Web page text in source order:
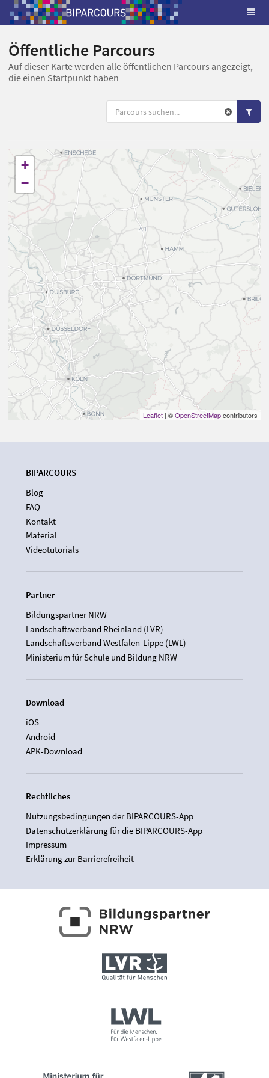
Öffentliche Parcours
Auf dieser Karte werden alle öffentlichen Parcours angezeigt,
die einen Startpunkt haben
+
−
Leaflet | ©OpenStreetMapcontributors
BIPARCOURS
Blog
FAQ
Kontakt
Material
Videotutorials
Partner
Bildungspartner NRW
Landschaftsverband Rheinland (LVR)
Landschaftsverband Westfalen-Lippe (LWL)
Ministerium für Schule und Bildung NRW
Download
iOS
Android
APK-Download
Rechtliches
Nutzungsbedingungen der BIPARCOURS-App
Datenschutzerklärung für die BIPARCOURS-App
Impressum
Erklärung zur Barrierefreiheit